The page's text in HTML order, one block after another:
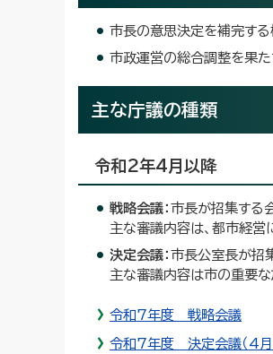
市長の意思決定を補完する
市政運営の総合調整を果
主な庁議の種類
令和2年4月以降
戦略会議： 市長が招集する
主な審議内容は、都市経営
決定会議： 市長公室長が招
主な審議内容は市の重要な
令和7年度 戦略会議
令和7年度 決定会議（4月